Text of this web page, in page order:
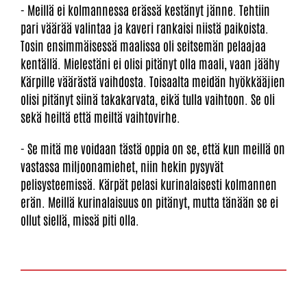
- Meillä ei kolmannessa erässä kestänyt jänne. Tehtiin
pari väärää valintaa ja kaveri rankaisi niistä paikoista.
Tosin ensimmäisessä maalissa oli seitsemän pelaajaa
kentällä. Mielestäni ei olisi pitänyt olla maali, vaan jäähy
Kärpille väärästä vaihdosta. Toisaalta meidän hyökkääjien
olisi pitänyt siinä takakarvata, eikä tulla vaihtoon. Se oli
sekä heiltä että meiltä vaihtovirhe.
- Se mitä me voidaan tästä oppia on se, että kun meillä on
vastassa miljoonamiehet, niin hekin pysyvät
pelisysteemissä. Kärpät pelasi kurinalaisesti kolmannen
erän. Meillä kurinalaisuus on pitänyt, mutta tänään se ei
ollut siellä, missä piti olla.